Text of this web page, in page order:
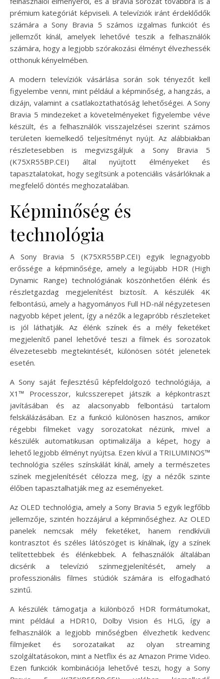
prémium kategóriát képviseli. A televíziók iránt érdeklődők
számára a Sony Bravia 5 számos izgalmas funkciót és
jellemzőt kínál, amelyek lehetővé teszik a felhasználók
számára, hogy a legjobb szórakozási élményt élvezhessék
otthonuk kényelmében.
A modern televíziók vásárlása során sok tényezőt kell
figyelembe venni, mint például a képminőség, a hangzás, a
dizájn, valamint a csatlakoztathatóság lehetőségei. A Sony
Bravia 5 mindezeket a követelményeket figyelembe véve
készült, és a felhasználók visszajelzései szerint számos
területen kiemelkedő teljesítményt nyújt. Az alábbiakban
részletesebben is megvizsgáljuk a Sony Bravia 5
(K75XR55BP.CEI) által nyújtott élményeket és
tapasztalatokat, hogy segítsünk a potenciális vásárlóknak a
megfelelő döntés meghozatalában.
Képminőség és
technológia
A Sony Bravia 5 (K75XR55BP.CEI) egyik legnagyobb
erőssége a képminősége, amely a legújabb HDR (High
Dynamic Range) technológiának köszönhetően élénk és
részletgazdag megjelenítést biztosít. A készülék 4K
felbontású, amely a hagyományos Full HD-nál négyzetesen
nagyobb képet jelent, így a nézők a legapróbb részleteket
is jól láthatják. Az élénk színek és a mély feketéket
megjelenítő panel lehetővé teszi a filmek és sorozatok
élvezetesebb megtekintését, különösen sötét jelenetek
esetén.
A Sony saját fejlesztésű képfeldolgozó technológiája, a
X1™ Processzor, kulcsszerepet játszik a képkontraszt
javításában és az alacsonyabb felbontású tartalom
felskálázásában. Ez a funkció különösen hasznos, amikor
régebbi filmeket vagy sorozatokat nézünk, mivel a
készülék automatikusan optimalizálja a képet, hogy a
lehető legjobb élményt nyújtsa. Ezen kívül a TRILUMINOS™
technológia széles színskálát kínál, amely a természetes
színek megjelenítését célozza meg, így a nézők szinte
élőben tapasztalhatják meg az eseményeket.
Az OLED technológia, amely a Sony Bravia 5 egyik legfőbb
jellemzője, szintén hozzájárul a képminőséghez. Az OLED
panelek nemcsak mély feketéket, hanem rendkívüli
kontrasztot és széles látószöget is kínálnak, így a színek
telítettebbek és élénkebbek. A felhasználók általában
dicsérik a televízió színmegjelenítését, amely a
professzionális filmes stúdiók számára is elfogadható
szintű.
A készülék támogatja a különböző HDR formátumokat,
mint például a HDR10, Dolby Vision és HLG, így a
felhasználók a legjobb minőségben élvezhetik kedvenc
filmjeiket és sorozataikat az olyan streaming
szolgáltatásokon, mint a Netflix és az Amazon Prime Video.
Ezen funkciók kombinációja lehetővé teszi, hogy a Sony